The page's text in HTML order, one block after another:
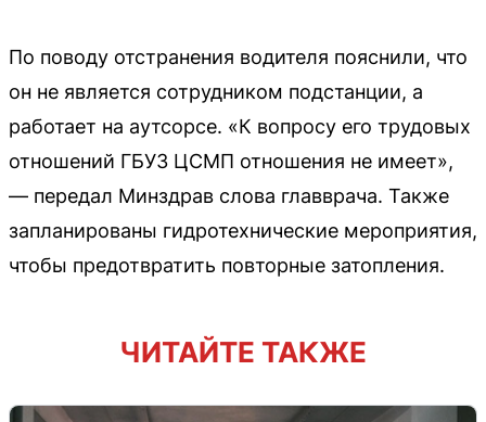
По поводу отстранения водителя пояснили, что
он не является сотрудником подстанции, а
работает на аутсорсе. «К вопросу его трудовых
отношений ГБУЗ ЦСМП отношения не имеет»,
— передал Минздрав слова главврача. Также
запланированы гидротехнические мероприятия,
чтобы предотвратить повторные затопления.
ЧИТАЙТЕ ТАКЖЕ